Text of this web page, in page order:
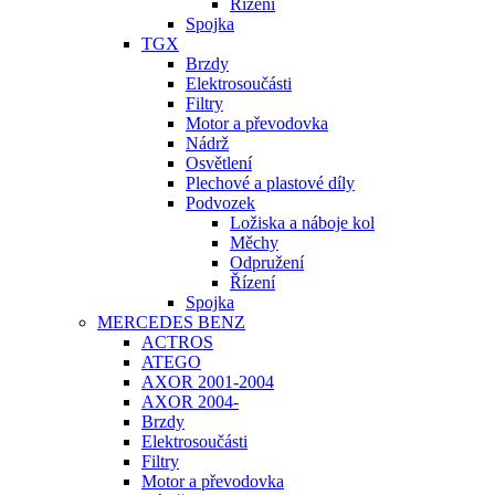
Řízení
Spojka
TGX
Brzdy
Elektrosoučásti
Filtry
Motor a převodovka
Nádrž
Osvětlení
Plechové a plastové díly
Podvozek
Ložiska a náboje kol
Měchy
Odpružení
Řízení
Spojka
MERCEDES BENZ
ACTROS
ATEGO
AXOR 2001-2004
AXOR 2004-
Brzdy
Elektrosoučásti
Filtry
Motor a převodovka